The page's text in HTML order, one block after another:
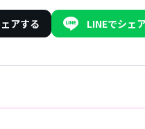
アする LINEでシェ